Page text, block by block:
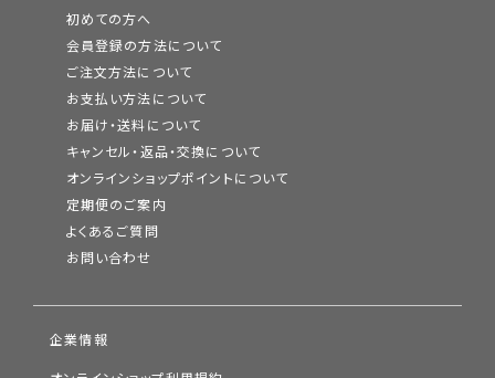
初めての方へ
会員登録の方法について
ご注文方法について
お支払い方法について
お届け・送料について
キャンセル・返品・交換について
オンラインショップポイントについて
定期便のご案内
よくあるご質問
お問い合わせ
企業情報